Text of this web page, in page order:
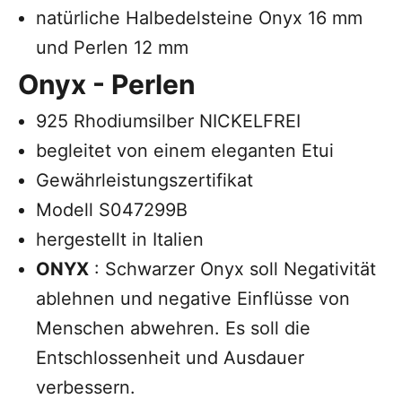
natürliche Halbedelsteine Onyx 16 mm
und Perlen 12 mm
Onyx - Perlen
925 Rhodiumsilber NICKELFREI
begleitet von einem eleganten Etui
Gewährleistungszertifikat
Modell S047299B
hergestellt in Italien
ONYX : Schwarzer Onyx soll Negativität
ablehnen und negative Einflüsse von
Menschen abwehren. Es soll die
Entschlossenheit und Ausdauer
verbessern.